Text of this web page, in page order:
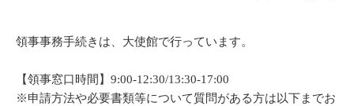
領事事務手続きは、大使館で行っています。
【領事窓口時間】9:00-12:30/13:30-17:00
※申請方法や必要書類等について質問がある方は以下までお